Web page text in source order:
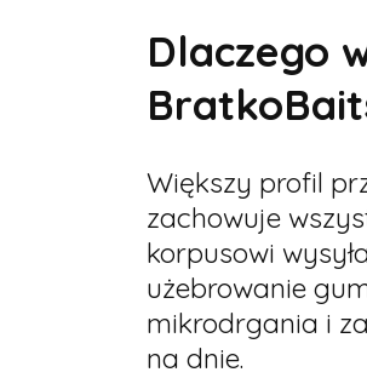
Dlaczego
Większy profil
zachowuje
korpusowi
użebrowanie
mikrodrgania i
na dnie.